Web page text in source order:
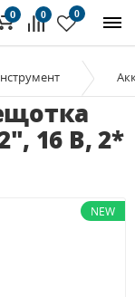
0 0
0
16 В, 2*
NEW